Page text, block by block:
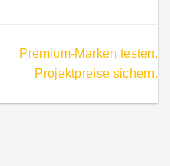
Premium-Marken testen.
Projektpreise sichern.